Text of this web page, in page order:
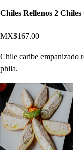
Chiles Rellenos 2
MX$167.00
Chile caribe empanizado
phila.